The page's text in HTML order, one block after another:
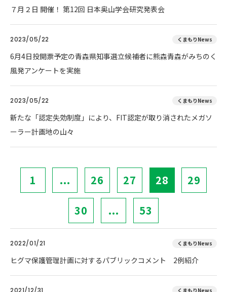
７月２日 開催！ 第12回 日本奥山学会研究発表会
2023/05/22 くまもりNews
6月4日投開票予定の青森県知事選立候補者に熊森青森がみちのく
風発アンケートを実施
2023/05/22 くまもりNews
新たな「認定失効制度」により、FIT認定が取り消されたメガソ
ーラー計画地の山々
1 ... 26 27 28 29
30 ... 53
2022/01/21 くまもりNews
ヒグマ保護管理計画に対するパブリックコメント 2例紹介
2021/12/31 くまもりNews